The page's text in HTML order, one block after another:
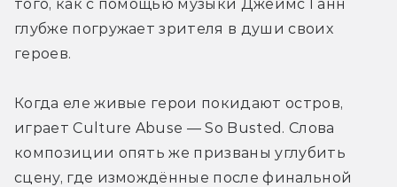
того, как с помощью музыки Джеймс Ганн
глубже погружает зрителя в души своих
героев.
Когда еле живые герои покидают остров,
играет Culture Abuse — So Busted. Слова
композиции опять же призваны углубить
сцену, где измождённые после финальной